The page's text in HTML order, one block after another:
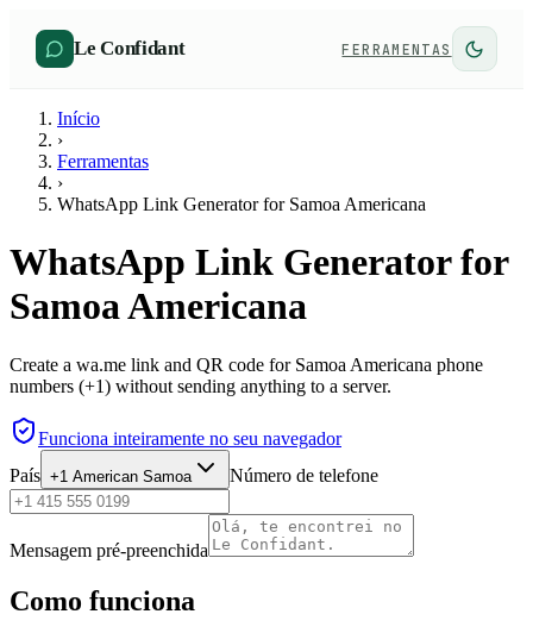
Le Confidant FERRAMENTAS
Início
›
Ferramentas
›
WhatsApp Link Generator for Samoa Americana
WhatsApp Link Generator for
Samoa Americana
Create a wa.me link and QR code for Samoa Americana phone
numbers (+1) without sending anything to a server.
Funciona inteiramente no seu navegador
País +1 American Samoa Número de telefone
Mensagem pré-preenchida
Como funciona